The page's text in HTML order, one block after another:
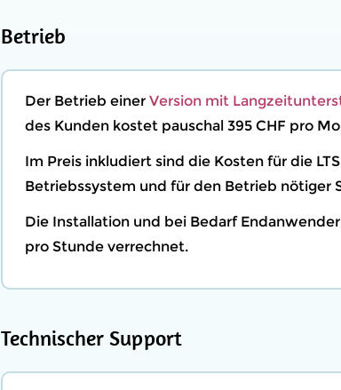
Betrieb
Der Betrieb einer Version mit
des Kunden kostet pauschal 395 CHF pro
Im Preis inkludiert sind die Kosten für die
Betriebssystem und für den Betrieb nötiger
Die Installation und bei Bedarf
pro Stunde verrechnet.
Technischer Support